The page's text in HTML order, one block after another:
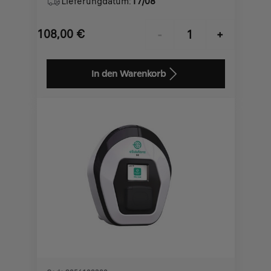
108,00 €
Price
108,00
-
+
Quantity
to:
In den Warenkorb